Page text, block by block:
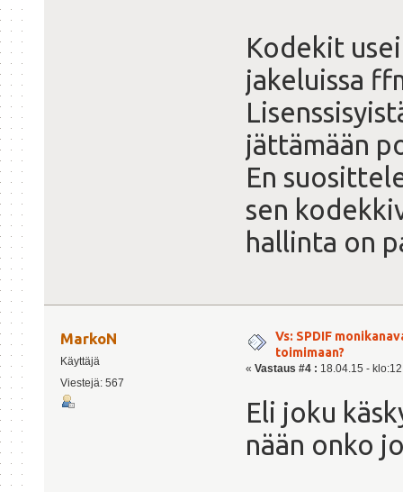
Kodekit
jakeluissa
jättämään
En
sen
hallinta on
MarkoN
Käyttäjä
Viestejä: 567
Vs: SPDIF
toimimaan?
« Vastaus #4 : 18.04.15 -
Eli joku
nään onko